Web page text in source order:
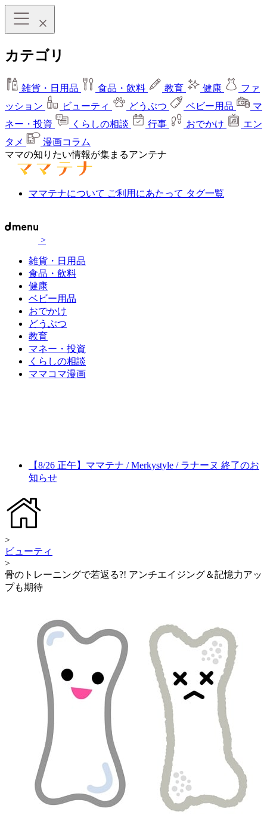
カテゴリ
雑貨・日用品 食品・飲料 教育 健康
ファ
ッション
ビューティ どうぶつ ベビー用品
マ
ネー・投資
くらしの相談 行事 おでかけ
エン
タメ
漫画コラム
ママの知りたい情報が集まるアンテナ
ママテナについて ご利用にあたって タグ一覧
>
雑貨・日用品
食品・飲料
健康
ベビー用品
おでかけ
どうぶつ
教育
マネー・投資
くらしの相談
ママコマ漫画
【8/26 正午】ママテナ / Merkystyle / ラナーヌ 終了のお
知らせ
>
ビューティ
>
骨のトレーニングで若返る?! アンチエイジング＆記憶力アッ
プも期待